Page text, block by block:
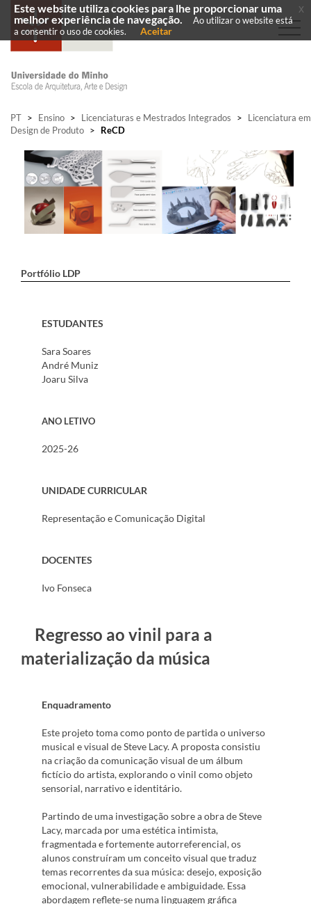
PT > Ensino > Licenciaturas e Mestrados Integrados >
Licenciatura em
Design de Produto > ReCD
Portfólio LDP
ESTUDANTES
Sara Soares
André Muniz
Joaru Silva
ANO LETIVO
2025-26
UNIDADE CURRICULAR
Representação e Comunicação Digital
DOCENTES
Ivo Fonseca
Regresso ao vinil para a
materialização da música
Enquadramento
Este projeto toma como ponto de partida o universo
musical e visual de Steve Lacy. A proposta consistiu
na criação da comunicação visual de um álbum
fictício do artista, explorando o vinil como objeto
sensorial, narrativo e identitário.
Partindo de uma investigação sobre a obra de Steve
Lacy, marcada por uma estética intimista,
fragmentada e fortemente autorreferencial, os
alunos construíram um conceito visual que traduz
temas recorrentes da sua música: desejo, exposição
emocional, vulnerabilidade e ambiguidade. Essa
abordagem reflete-se numa linguagem gráfica
Este website utiliza cookies para lhe proporcionar uma
melhor experiência de navegação.
Ao utilizar o website está
a consentir o uso de cookies.
Aceitar
x